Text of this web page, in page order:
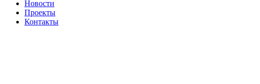
Новости
Проекты
Контакты